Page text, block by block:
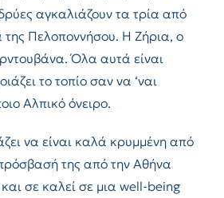
αγκαλιάζουν τα τρία από
Πελοποννήσου. Η Ζήρια, ο
Όλα αυτά είναι
το τοπίο σαν να ‘ναι
Αλπικό όνειρο.
να είναι καλά κρυμμένη από
της από την Αθήνα
σε καλεί σε μια well-being